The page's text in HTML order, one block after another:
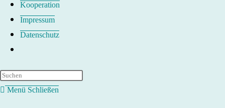
Kooperation
Impressum
Datenschutz
umschalten
Menü Schließen